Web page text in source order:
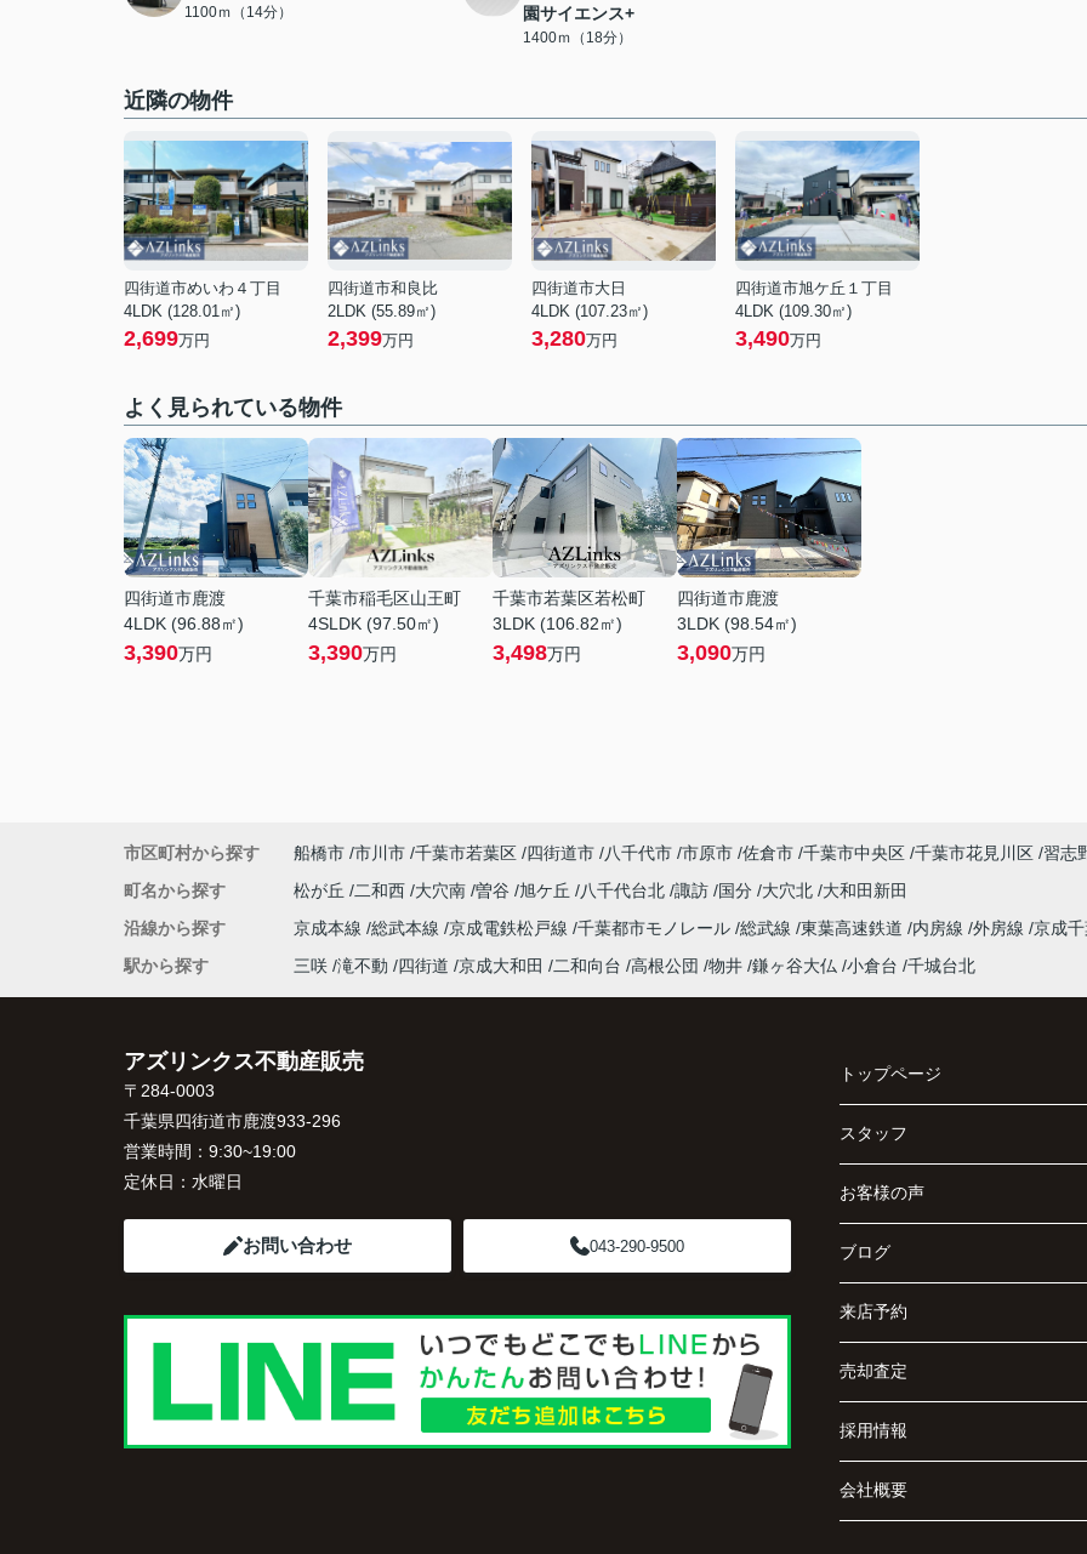
1100ｍ（14分）
園サイエンス+
1400ｍ（18分）
近隣の物件
四街道市めいわ４丁目
4LDK (128.01㎡)
2,699万円
四街道市和良比
2LDK (55.89㎡)
2,399万円
四街道市大日
4LDK (107.23㎡)
3,280万円
四街道市旭ケ丘１丁目
4LDK (109.30㎡)
3,490万円
よく見られている物件
四街道市鹿渡
4LDK (96.88㎡)
3,390万円
千葉市稲毛区山王町
4SLDK (97.50㎡)
3,390万円
千葉市若葉区若松町
3LDK (106.82㎡)
3,498万円
四街道市鹿渡
3LDK (98.54㎡)
3,090万円
市区町村から探す 船橋市 市川市 千葉市若葉区 四街道市 八千代市 市原市 佐倉市 千葉市中央区 千葉市花見川区 習志
町名から探す
松が丘 二和西 大穴南 曽谷 旭ケ丘 八千代台北 諏訪 国分 大穴北 大和田新田
沿線から探す
京成本線 総武本線 京成電鉄松戸線 千葉都市モノレール 総武線 東葉高速鉄道 内房線 外房線 京成
駅から探す
三咲 滝不動 四街道 京成大和田 二和向台 高根公団 物井 鎌ヶ谷大仏 小倉台 千城台北
アズリンクス不動産販売
〒284-0003
千葉県四街道市鹿渡933-296
営業時間： 9:30~19:00
定休日： 水曜日
お問い合わせ 043-290-9500
トップページ
スタッフ
お客様の声
ブログ
来店予約
売却査定
採用情報
会社概要